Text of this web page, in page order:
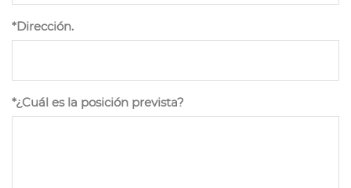
*Dirección.
*¿Cuál es la posición prevista?